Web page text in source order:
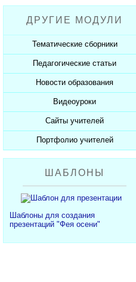
Пожарная безопасность
СанПиНы
Должностные обязанности
Планы, справки, протоколы
Презентации к Дню матери
Презентации к Новому году
Презентации к 23 февраля
Презентации к 8 марта
Презентации к Дню Победы
350 лет Петру I
Разработки учащихся
Софт для учителя
ДРУГИЕ МОДУЛИ
Тематические сборники
Сборники презентаций
Педагогические статьи
Каталог статей
Добавить статью
Новости образования
Новости образования
Видеоуроки
Видеоуроки ЕГЭ и ОГЭ
Сайты учителей
Каталог сайтов
Добавить сайт
Портфолио учителей
Каталог портфолио
Добавить портфолио
ШАБЛОНЫ
Шаблоны для создания
презентаций "Фея осени"